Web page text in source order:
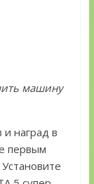
машину
наград в
первым